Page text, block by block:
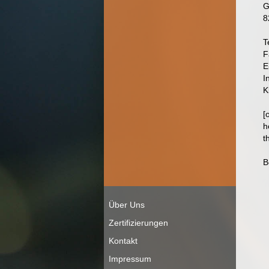
Über Uns
Zertifizierungen
Kontakt
Impressum